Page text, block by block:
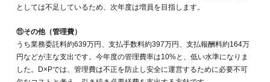
としては不足しているため、次年度は増員を目指します。
⑪その他（管理費）
うち業務委託料約639万円、支払手数料約397万円、支払報酬料約164万
円などが主な支出です。今年度の管理費率は10%と、低い水準になりま
した。D×Pでは、管理費は不正を防止し安全に運営するために必要不可